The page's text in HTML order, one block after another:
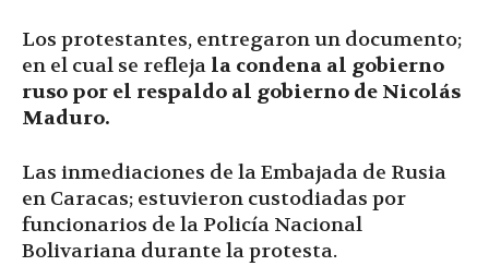
Los protestantes, entregaron un documento;
en el cual se refleja la condena al gobierno
ruso por el respaldo al gobierno de Nicolás
Maduro.
Las inmediaciones de la Embajada de Rusia
en Caracas; estuvieron custodiadas por
funcionarios de la Policía Nacional
Bolivariana durante la protesta.